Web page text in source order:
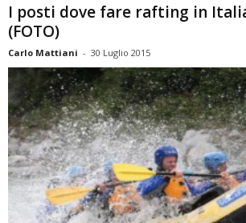
I posti dove fare rafting in
(FOTO)
Carlo Mattiani - 30 Luglio 2015